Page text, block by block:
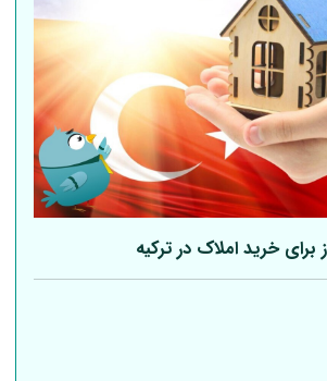
برای خرید املاک در ترکیه